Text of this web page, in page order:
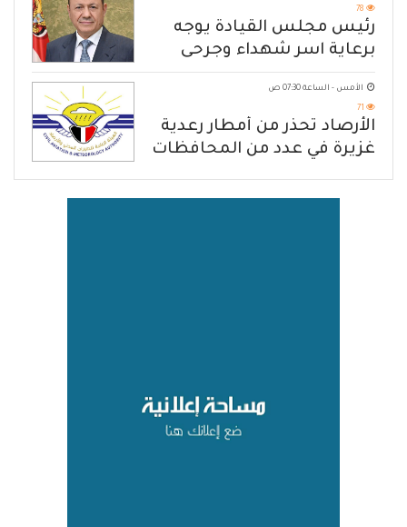
78
رئيس مجلس القيادة يوجه
برعاية اسر شهداء وجرحى
الهجوم الإرهابي الحوثي والرد
الحازم على مصدر التهديد
الأمس - الساعة 07:30 ص
71
الأرصاد تحذّر من أمطار رعدية
غزيرة في عدد من المحافظات